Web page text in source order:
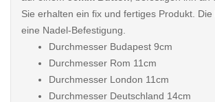
Sie erhalten ein fix und fertiges Produkt.
eine Nadel-Befestigung.
Durchmesser Budapest 9cm
Durchmesser Rom 11cm
Durchmesser London 11cm
Durchmesser Deutschland 14cm